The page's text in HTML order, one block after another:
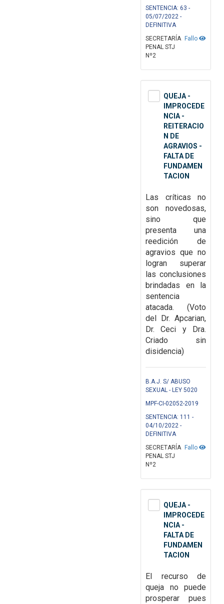
SENTENCIA: 63 -
05/07/2022 -
DEFINITIVA
Fallo
SECRETARÍA
PENAL STJ
Nº2
QUEJA -
IMPROCEDE
NCIA -
REITERACIO
N DE
AGRAVIOS -
FALTA DE
FUNDAMEN
TACION
Las críticas no
son novedosas,
sino que
presenta una
reedición de
agravios que no
logran superar
las conclusiones
brindadas en la
sentencia
atacada. (Voto
del Dr. Apcarian,
Dr. Ceci y Dra.
Criado sin
disidencia)
B.A.J. S/ ABUSO
SEXUAL - LEY 5020
MPF-CI-02052-2019
SENTENCIA: 111 -
04/10/2022 -
DEFINITIVA
Fallo
SECRETARÍA
PENAL STJ
Nº2
QUEJA -
IMPROCEDE
NCIA -
FALTA DE
FUNDAMEN
TACION
El recurso de
queja no puede
prosperar pues